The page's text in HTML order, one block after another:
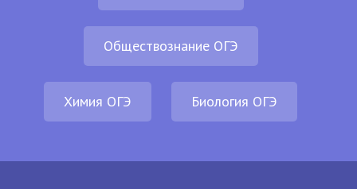
Обществознание ОГЭ
Химия ОГЭ Биология ОГЭ